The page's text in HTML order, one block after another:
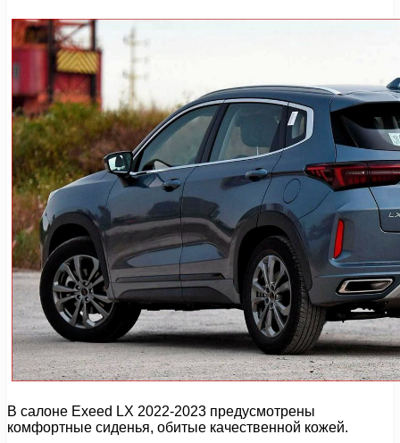
В салоне Exeed LX 2022-2023 предусмотрены
комфортные сиденья, обитые качественной кожей.